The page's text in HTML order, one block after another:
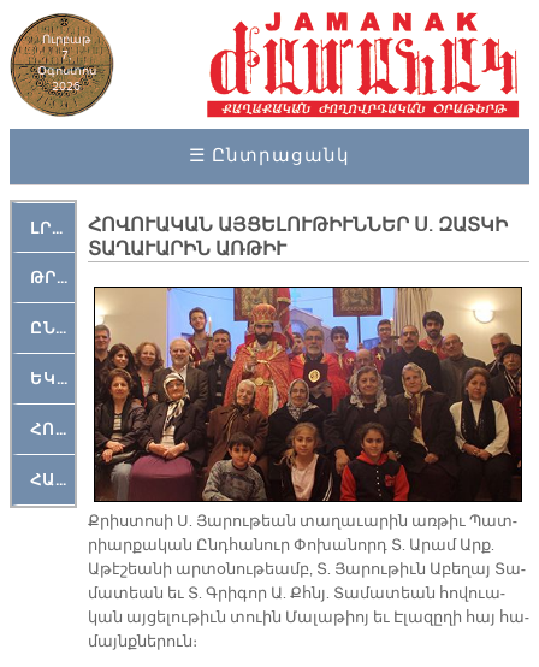
Ուրբաթ
7,
Օգոստոս
2026
☰ Ընտրացանկ
ԼՐԱՀՈՍ
ԹՐՔԱՀԱՅ ԿԵԱՆՔ
ԸՆԿԵՐԱՄՇԱԿՈՒԹԱՅԻՆ
ԵԿԵՂԵՑԱԿԱՆ
ՀՈԳԵՄՏԱՒՈՐ
ՀԱՐԹԱԿ
ՀՈ­ՎՈ­ՒԱ­ԿԱՆ ԱՅ­ՑԵ­ԼՈՒ­ԹԻՒՆ­ՆԵՐ Ս. ԶԱՏ­ԿԻ
ՏԱ­ՂԱ­ՒԱ­ՐԻՆ ԱՌ­ԹԻՒ
Քրիս­տո­սի Ս. Յա­րու­թեան տա­ղա­ւա­րին առ­թիւ Պատ­
րիար­քա­կան Ընդ­հա­նուր Փո­խա­նորդ Տ. Ա­րամ Ար­ք.
Աթէշեանի ար­տօ­նու­թեամբ, Տ. Յա­րու­թիւն Ա­բե­ղայ Տա­
մա­տեան եւ Տ. Գրի­գոր Ա. Քհնյ. Տա­մա­տեան հո­վուա­
կան այ­ցե­լու­թիւն տուին Մա­լա­թիոյ եւ Է­լա­զը­ղի հայ հա­
մայնք­նե­րուն։